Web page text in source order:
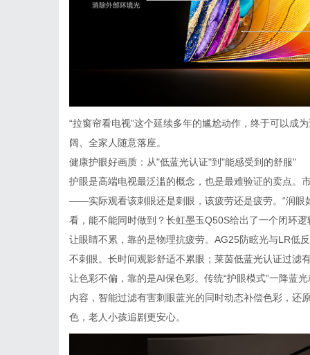
“拉窗帘看电视”这个延续多年的尴尬动作，终于可以成
阔、全家人随意落座。
健康护眼好画质：从"低蓝光认证"到"能感受到的舒服"
护眼是高端电视最泛滥的概念，也是最难验证的卖点。
——实际观看该刺眼还是刺眼，该疲劳还是疲劳。“润眼
看，能不能同时做到？长虹墨玉Q50S给出了一个闭环
让眼睛不累，靠的是物理抗疲劳。AG25防眩光与LR低
不刺眼。长时间观影舒适不累眼；莱茵低蓝光认证过滤
让色彩不偏，靠的是AI保色彩。传统“护眼模式”一降蓝
内容，智能过滤有害刺眼蓝光的同时动态补偿色彩，还
色，老人小孩追剧更安心。